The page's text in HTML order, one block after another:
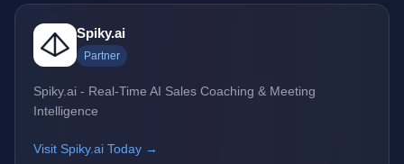
Spiky.ai
Partner
Spiky.ai - Real-Time AI Sales Coaching & Meeting
Intelligence
Visit Spiky.ai Today →